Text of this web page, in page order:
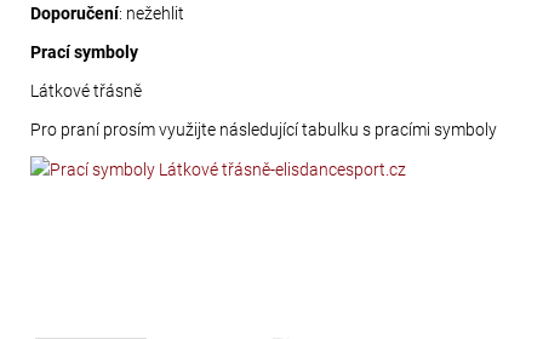
Doporučení: nežehlit
Prací symboly
Látkové třásně
Pro praní prosím využijte následující tabulku s pracími symboly